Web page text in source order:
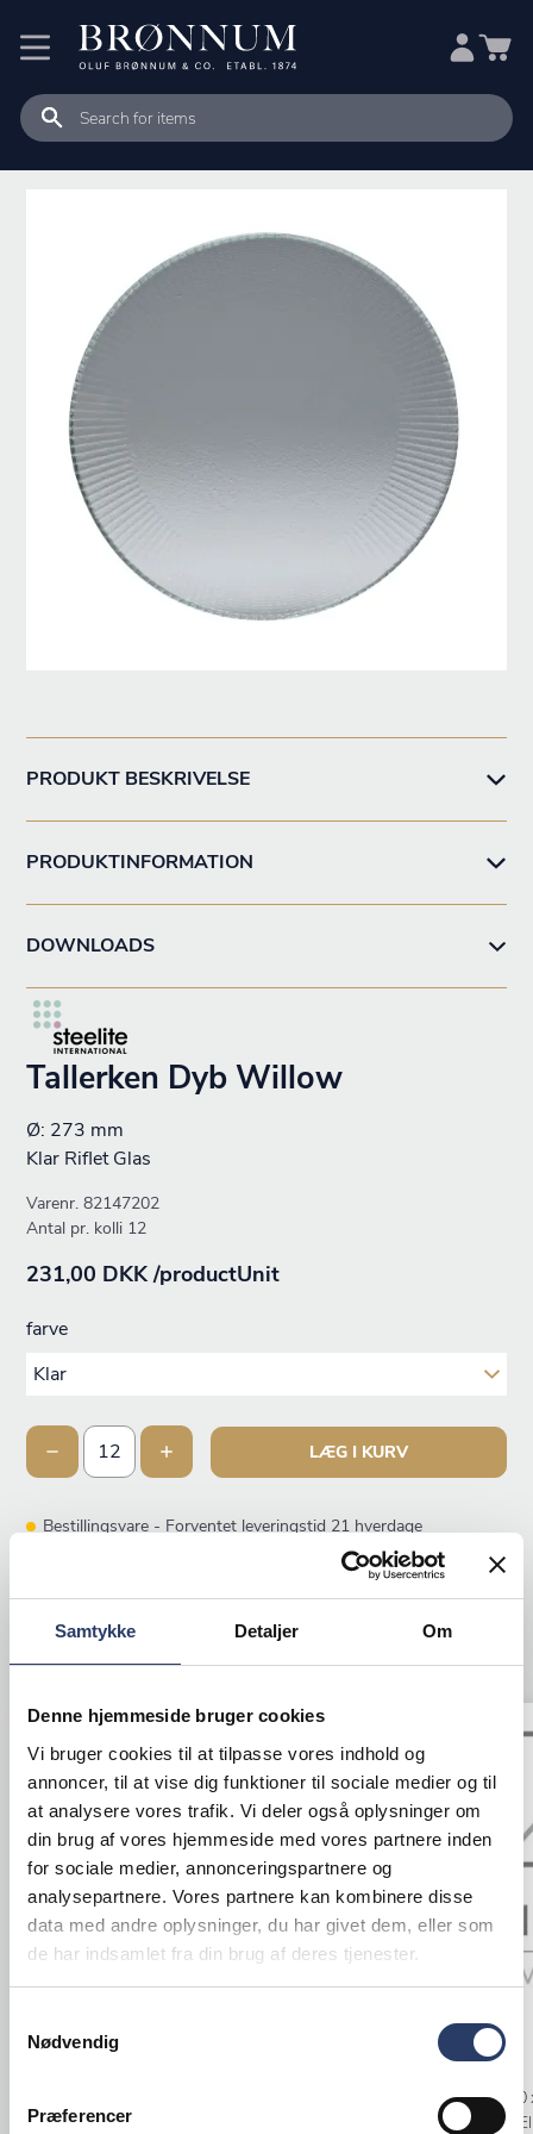
Samtykke Detaljer Om
Denne hjemmeside bruger cookies
Vi bruger cookies til at tilpasse vores indhold og
annoncer, til at vise dig funktioner til sociale medier og til
at analysere vores trafik. Vi deler også oplysninger om
din brug af vores hjemmeside med vores partnere inden
for sociale medier, annonceringspartnere og
analysepartnere. Vores partnere kan kombinere disse
data med andre oplysninger, du har givet dem, eller som
de har indsamlet fra din brug af deres tjenester.
Nødvendig
Præferencer
PRODUKT BESKRIVELSE
PRODUKTINFORMATION
DOWNLOADS
Tallerken Dyb Willow
Ø: 273 mm
Klar Riflet Glas
Varenr. 82147202
Antal pr. kolli 12
231,00 DKK /productUnit
farve
LÆG I KURV
Bestillingsvare - Forventet leveringstid 21 hverdage
ANDRE KIGGEDE OGSÅ PÅ
Tallerken Flad Kastehelmi
Klar Glas
Rational
Kombiovn
iCombi Pro
Højrehængt, El